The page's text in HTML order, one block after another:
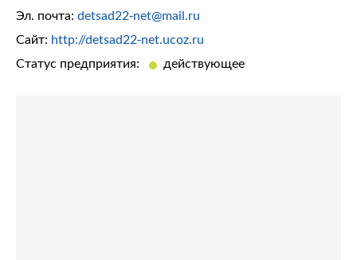
Эл. почта: detsad22-net@mail.ru
Сайт: http://detsad22-net.ucoz.ru
Статус предприятия:
действующее